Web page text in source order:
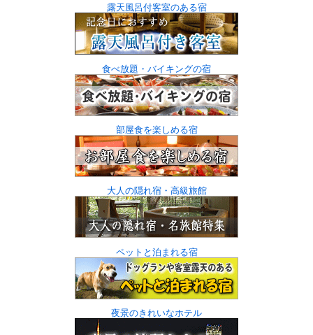
露天風呂付客室のある宿
食べ放題・バイキングの宿
部屋食を楽しめる宿
大人の隠れ宿・高級旅館
ペットと泊まれる宿
夜景のきれいなホテル